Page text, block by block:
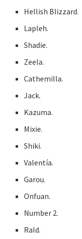
Hellish Blizzard.
Lapleh.
Shadie.
Zeela.
Cathemilla.
Jack.
Kazuma.
Mixie.
Shiki.
Valentía.
Garou.
Onfuan.
Number 2.
Rald.